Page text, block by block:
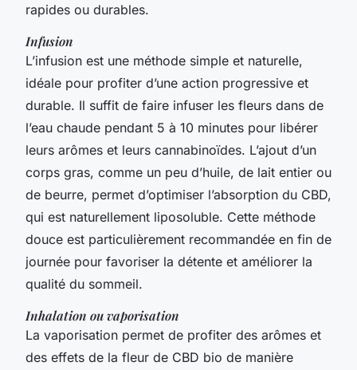
rapides ou durables.
Infusion
L’infusion est une méthode simple et naturelle,
idéale pour profiter d’une action progressive et
durable. Il suffit de faire infuser les fleurs dans de
l’eau chaude pendant 5 à 10 minutes pour libérer
leurs arômes et leurs cannabinoïdes. L’ajout d’un
corps gras, comme un peu d’huile, de lait entier ou
de beurre, permet d’optimiser l’absorption du CBD,
qui est naturellement liposoluble. Cette méthode
douce est particulièrement recommandée en fin de
journée pour favoriser la détente et améliorer la
qualité du sommeil.
Inhalation ou vaporisation
La vaporisation permet de profiter des arômes et
des effets de la fleur de CBD bio de manière